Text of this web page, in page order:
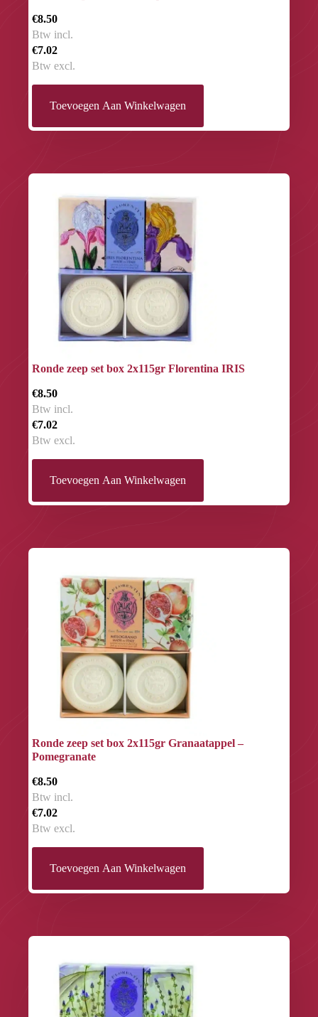
€8.50
Btw incl.
€7.02
Btw excl.
Toevoegen Aan Winkelwagen
Ronde zeep set box 2x115gr Florentina IRIS
€8.50
Btw incl.
€7.02
Btw excl.
Toevoegen Aan Winkelwagen
Ronde zeep set box 2x115gr Granaatappel –
Pomegranate
€8.50
Btw incl.
€7.02
Btw excl.
Toevoegen Aan Winkelwagen